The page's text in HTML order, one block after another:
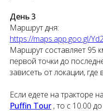
День 3
Маршрут дня:
https://maps.app.goo.gl/
Маршрут составляет 95
первой точки до
зависеть от локации, где
Если едете на тракторе
Puffin Tour , то с 10.00